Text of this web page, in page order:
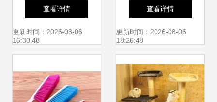
货商行 精选毛巾产
品列表，打造品质
查看详情
更新时间：2026-08-06
16:30:48
品厂 小商品之都的
日用百货制造先锋
查看详情
更新时间：2026-08-06
18:26:48